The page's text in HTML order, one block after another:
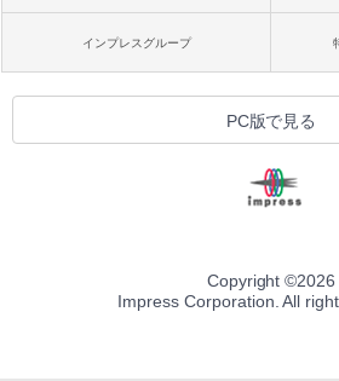
インプレスグループ
PC版で見る
Copyright ©2026
Impress Corporation. All